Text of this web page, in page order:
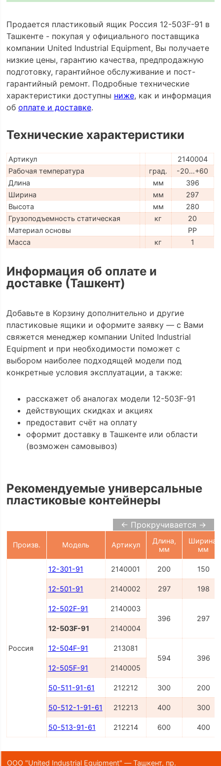
Продается пластиковый ящик Россия 12-503F-91 в
Ташкенте - покупая у официального поставщика
компании United Industrial Equipment, Вы получаете
низкие цены, гарантию качества, предпродажную
подготовку, гарантийное обслуживание и пост-
гарантийный ремонт. Подробные технические
характеристики доступны ниже, как и информация
об оплате и доставке.
Технические характеристики
Артикул
2140004
Рабочая температура
град.
-20…+60
Длина
мм
396
Ширина
мм
297
Высота
мм
280
Грузоподъемность статическая
кг
20
Материал основы
PP
Масса
кг 1
Информация об оплате и
доставке (Ташкент)
Добавьте в Корзину дополнительно и другие
пластиковые ящики и оформите заявку — с Вами
свяжется менеджер компании United Industrial
Equipment и при необходимости поможет с
выбором наиболее подходящей модели под
конкретные условия эксплуатации, а также:
расскажет об аналогах модели 12-503F-91
действующих скидках и акциях
предоставит счёт на оплату
оформит доставку в Ташкенте или области
(возможен самовывоз)
Рекомендуемые универсальные
пластиковые контейнеры
← Прокручивается →
Произв. Модель Артикул
Длина,
мм
Ширина,
мм
Россия
12-301-91 2140001 200 150
12-501-91 2140002 297 198
12-502F-91
2140003
396
297
12-503F-91
2140004
12-504F-91
213081
594
396
12-505F-91
2140005
50-511-91-61 212212 300 200
50-512-1-91-61 212213 400 300
50-513-91-61 212214 600 400
ООО "United Industrial Equipment" — Ташкент, пр.